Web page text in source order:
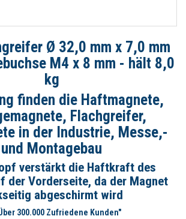
Ø 32,0 mm x 7,0 mm
M4 x 8 mm - hält 8,0
kg
finden die Haftmagnete,
Flachgreifer,
in der Industrie, Messe,-
und Montagebau
verstärkt die Haftkraft des
der Vorderseite, da der Magnet
abgeschirmt wird
300.000 Zufriedene Kunden"